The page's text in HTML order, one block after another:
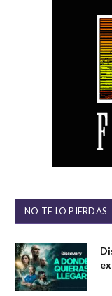
NO TE LO PIERDAS